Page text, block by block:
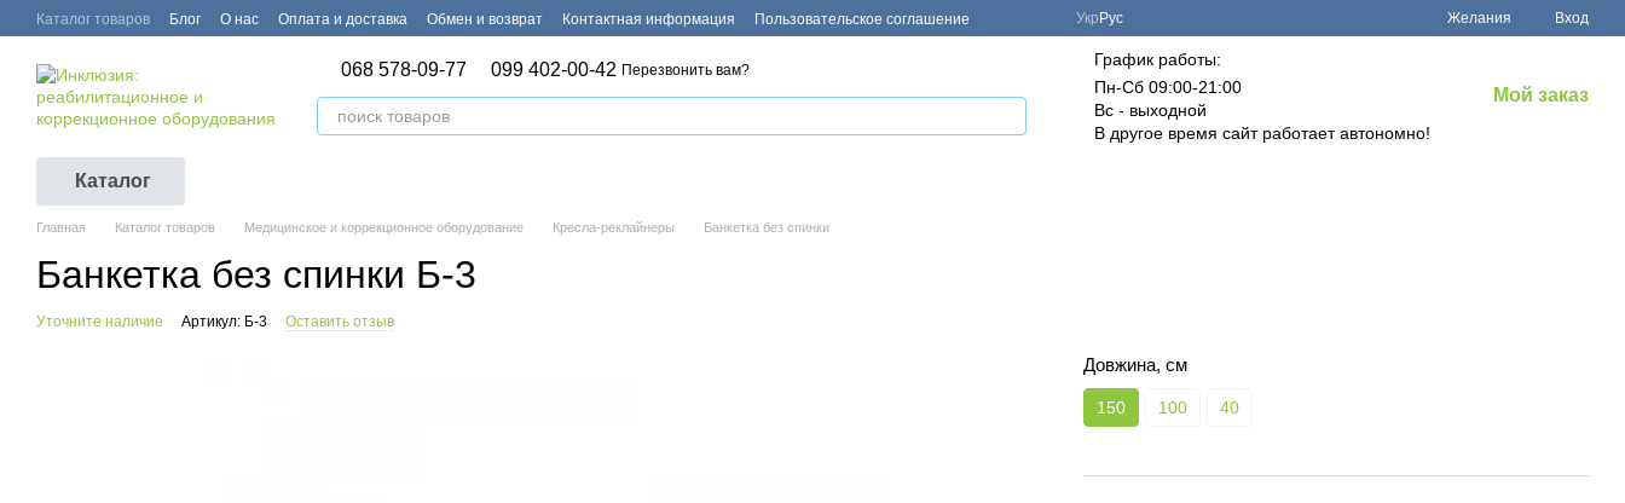
Перейти к основному контенту
Каталог товаров Блог О нас Оплата и доставка Обмен и возврат Контактная информация Пользовательское соглашение Укр Рус Желания Вход
068 578-09-77 099 402-00-42 Перезвонить вам?
График работы:
Пн-Сб 09:00-21:00
Вс - выходной
В другое время сайт работает автономно!
Мой заказ
Каталог
Главная Каталог товаров Медицинское и коррекционное оборудование Кресла-реклайнеры Банкетка без спинки
Банкетка без спинки Б-3
Уточните наличие Артикул: Б-3 Оставить отзыв
Довжина, см
150 100 40